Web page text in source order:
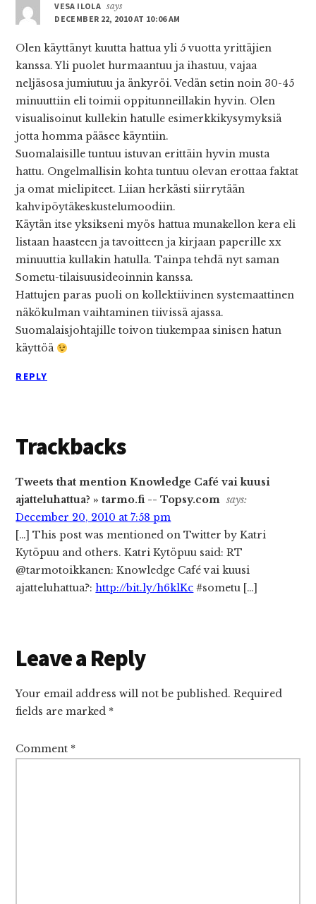
VESA ILOLA says
DECEMBER 22, 2010 AT 10:06 AM
Olen käyttänyt kuutta hattua yli 5 vuotta yrittäjien
kanssa. Yli puolet hurmaantuu ja ihastuu, vajaa
neljäsosa jumiutuu ja änkyröi. Vedän setin noin 30-45
minuuttiin eli toimii oppitunneillakin hyvin. Olen
visualisoinut kullekin hatulle esimerkkikysymyksiä
jotta homma pääsee käyntiin.
Suomalaisille tuntuu istuvan erittäin hyvin musta
hattu. Ongelmallisin kohta tuntuu olevan erottaa faktat
ja omat mielipiteet. Liian herkästi siirrytään
kahvipöytäkeskustelumoodiin.
Käytän itse yksikseni myös hattua munakellon kera eli
listaan haasteen ja tavoitteen ja kirjaan paperille xx
minuuttia kullakin hatulla. Tainpa tehdä nyt saman
Sometu-tilaisuusideoinnin kanssa.
Hattujen paras puoli on kollektiivinen systemaattinen
näkökulman vaihtaminen tiivissä ajassa.
Suomalaisjohtajille toivon tiukempaa sinisen hatun
käyttöä
REPLY
Trackbacks
Tweets that mention Knowledge Café vai kuusi
ajatteluhattua? » tarmo.fi -- Topsy.com says:
December 20, 2010 at 7:58 pm
[…] This post was mentioned on Twitter by Katri
Kytöpuu and others. Katri Kytöpuu said: RT
@tarmotoikkanen: Knowledge Café vai kuusi
ajatteluhattua?:http://bit.ly/h6klKc #sometu […]
Leave a Reply
Your email address will not be published. Required
fields are marked *
Comment *